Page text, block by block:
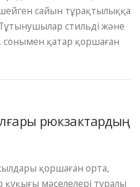
сайын тұрақтылыққа
Тұтынушылар стильді және
қатар қоршаған
рюкзактардың
қоршаған орта,
мәселелері туралы